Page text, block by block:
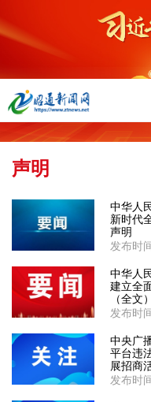
声明
中华人
新时代
声明
发布时
中华人
建立全
（全文）
发布时
中央广
平台违
展招商
发布时